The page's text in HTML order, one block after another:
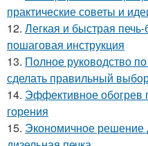
практические советы и
12. Легкая и быстрая
пошаговая инструкция
13. Полное руководство
сделать правильный
14. Эффективное обогрев
горения
15. Экономичное решение